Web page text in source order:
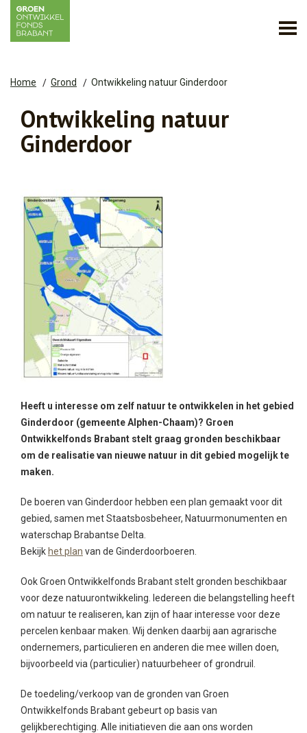
Home Grond Ontwikkeling natuur Ginderdoor
Ontwikkeling natuur
Ginderdoor
Heeft u interesse om zelf natuur te ontwikkelen in het gebied
Ginderdoor (gemeente Alphen-Chaam)? Groen
Ontwikkelfonds Brabant stelt graag gronden beschikbaar
om de realisatie van nieuwe natuur in dit gebied mogelijk te
maken.
De boeren van Ginderdoor hebben een plan gemaakt voor dit
gebied, samen met Staatsbosbeheer, Natuurmonumenten en
waterschap Brabantse Delta.
Bekijk het plan van de Ginderdoorboeren.
Ook Groen Ontwikkelfonds Brabant stelt gronden beschikbaar
voor deze natuurontwikkeling. Iedereen die belangstelling heeft
om natuur te realiseren, kan zijn of haar interesse voor deze
percelen kenbaar maken. Wij denken daarbij aan agrarische
ondernemers, particulieren en anderen die mee willen doen,
bijvoorbeeld via (particulier) natuurbeheer of grondruil.
De toedeling/verkoop van de gronden van Groen
Ontwikkelfonds Brabant gebeurt op basis van
gelijkberechtiging. Alle initiatieven die aan ons worden